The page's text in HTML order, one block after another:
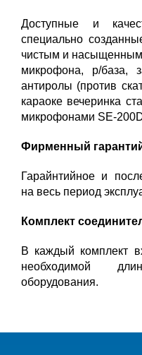
Доступные и
специально
чистым и насыщенным
микрофона, р/база,
антиролы (против
караоке вечеринка
микрофонами SE-
Фирменный
Гарайнтийное и
на весь период
Комплект
В каждый комплект
необходимой
оборудования.